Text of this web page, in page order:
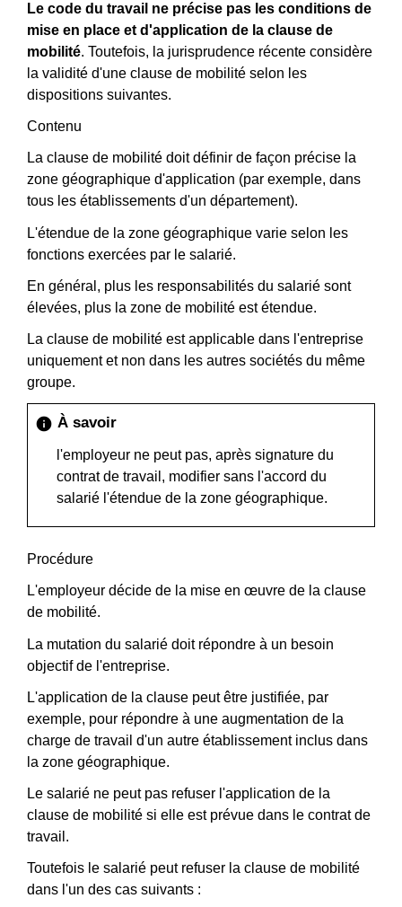
Le code du travail ne précise pas les conditions de
mise en place et d'application de la clause de
mobilité. Toutefois, la jurisprudence récente considère
la validité d'une clause de mobilité selon les
dispositions suivantes.
Contenu
La clause de mobilité doit définir de façon précise la
zone géographique d'application (par exemple, dans
tous les établissements d'un département).
L'étendue de la zone géographique varie selon les
fonctions exercées par le salarié.
En général, plus les responsabilités du salarié sont
élevées, plus la zone de mobilité est étendue.
La clause de mobilité est applicable dans l'entreprise
uniquement et non dans les autres sociétés du même
groupe.
info À savoir
l'employeur ne peut pas, après signature du
contrat de travail, modifier sans l'accord du
salarié l'étendue de la zone géographique.
Procédure
L'employeur décide de la mise en œuvre de la clause
de mobilité.
La mutation du salarié doit répondre à un besoin
objectif de l'entreprise.
L'application de la clause peut être justifiée, par
exemple, pour répondre à une augmentation de la
charge de travail d'un autre établissement inclus dans
la zone géographique.
Le salarié ne peut pas refuser l'application de la
clause de mobilité si elle est prévue dans le contrat de
travail.
Toutefois le salarié peut refuser la clause de mobilité
dans l'un des cas suivants :